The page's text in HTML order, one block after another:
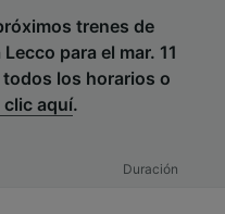
trenes de
para el mar. 11
los horarios o
clic aquí.
Duración